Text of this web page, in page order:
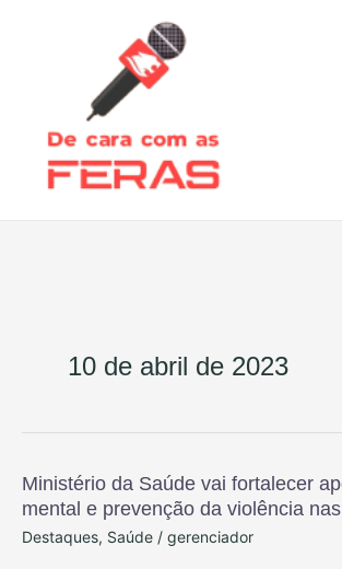
10 de abril de 2023
Ministério da Saúde vai fortalecer
mental e prevenção da violência
Destaques, Saúde / gerenciador
Ministério
da
Saúde